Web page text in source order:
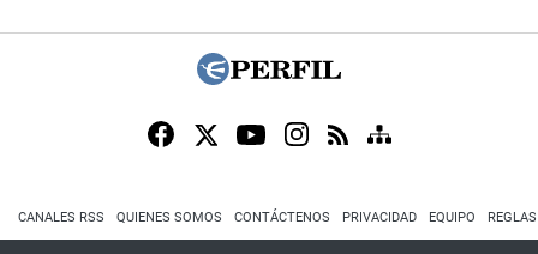
CANALES RSS QUIENES SOMOS CONTÁCTENOS PRIVACIDAD EQUIPO